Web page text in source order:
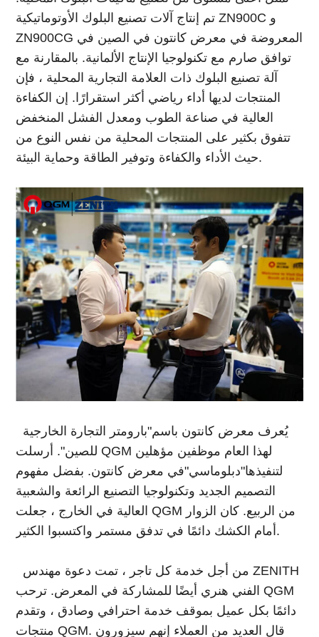
تم إنتاج آلات تصنيع البلوك الأوتوماتيكية ZN900C و
ZN900CG المعروضة في معرض كانتون في الصين في
توافق صارم مع تكنولوجيا الإنتاج الألمانية. بالمقارنة مع
آلة تصنيع البلوك ذات العلامة التجارية المحلية ، فإن
المنتجات لديها أداء رياضي أكثر استقرارًا. إن الكفاءة
العالية في صناعة الطوب ومعدل الفشل المنخفض
تتفوق بكثير على المنتجات المحلية من نفس النوع من
حيث الأداء والكفاءة وتوفير الطاقة وحماية البيئة.
للصين". أرسلت QGM لهذا العام موظفين مؤهلين
لتنفيذها"دبلوماسي"في معرض كانتون. بفضل مفهوم
التصميم الجديد وتكنولوجيا التصنيع الرائعة والشعبية
العالية في الخارج ، جعلت QGM من الربيع. كان الزوار
أمام الكشك دائمًا في تدفق مستمر واكتسبوا الكثير.
الفني هنري أيضًا للمشاركة في المعرض. ترحب QGM
دائمًا بكل عميل بموقف خدمة احترافي وصادق ، وتقدم
منتجات QGM. قال العديد من العملاء إنهم سيزورون